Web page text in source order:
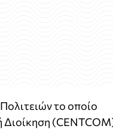
το οποίο
Διοίκηση